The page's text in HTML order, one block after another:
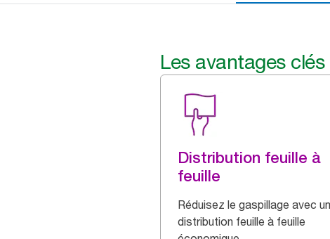
Les avantages clés
Distribution feuille à
feuille
Réduisez le gaspillage avec
distribution feuille à feuille